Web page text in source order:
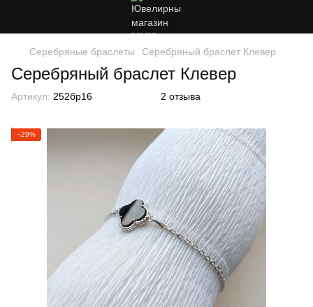
Серебряные браслеты Серебряный браслет Клевер
Серебряный браслет Клевер
Артикул: 252бр16 2 отзыва
−29%